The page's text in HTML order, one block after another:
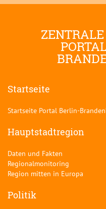
Startseite
Startseite Portal Berlin-
Hauptstadtregion
Daten und Fakten
Regionalmonitoring
Region mitten in Europa
Politik